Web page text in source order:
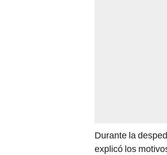
Durante la
explicó los